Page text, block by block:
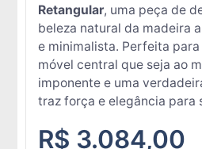
Retangular, uma peça de
beleza natural da madeira
e minimalista. Perfeita
móvel central que seja ao
imponente e uma
traz força e elegância para
R$ 3.084,00